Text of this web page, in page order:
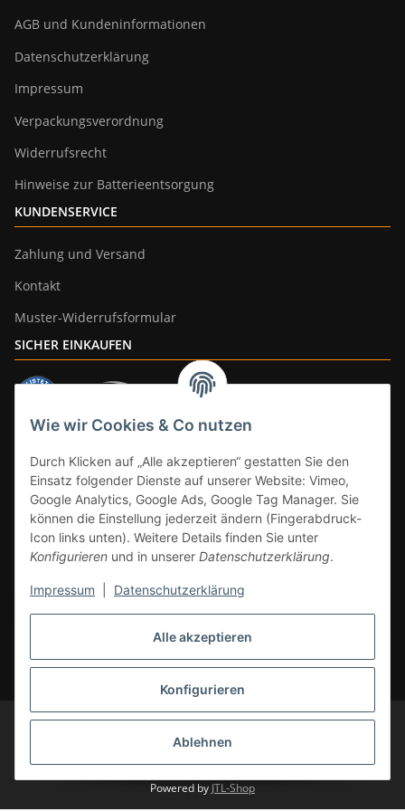
Alle akzeptieren
Konfigurieren
Ablehnen
Wie wir Cookies & Co nutzen
Durch Klicken auf „Alle akzeptieren“ gestatten Sie den
Einsatz folgender Dienste auf unserer Website: Vimeo,
Google Analytics, Google Ads, Google Tag Manager. Sie
können die Einstellung jederzeit ändern (Fingerabdruck-
Icon links unten). Weitere Details finden Sie unter
Konfigurieren und in unserer Datenschutzerklärung.
Impressum Datenschutzerklärung
AGB und Kundeninformationen
Datenschutzerklärung
Impressum
Verpackungsverordnung
Widerrufsrecht
Hinweise zur Batterieentsorgung
KUNDENSERVICE
Zahlung und Versand
Kontakt
Muster-Widerrufsformular
SICHER EINKAUFEN
* Alle Preise inkl. gesetzlicher Mwst., zzgl.Versand
DE, gilt nicht für Großgeräte per Spedition). Artikel mit 0% MwSt. (gem. §
© CS-Multimedia GmbH
Änderungen und Irrtümer vorbehalten.
Abbildungen ähnlich, alle Angebote ohne Dekoration. Angebot gültig auf
Powered by JTL-Shop